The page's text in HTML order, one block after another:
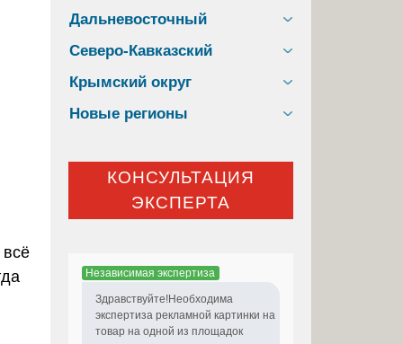
Дальневосточный
Северо-Кавказский
Крымский округ
Новые регионы
КОНСУЛЬТАЦИЯ
ЭКСПЕРТА
Независимая экспертиза
Здравствуйте!Необходима
экспертиза рекламной картинки на
товар на одной из площадок